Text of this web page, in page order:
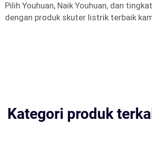
Pilih Youhuan, Naik Youhuan, dan
dengan produk skuter listrik terbaik
Kategori produk